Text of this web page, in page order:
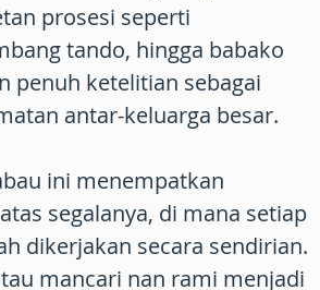
prosesi seperti
tando, hingga babako
penuh ketelitian sebagai
antar-keluarga besar.
ini menempatkan
segalanya, di mana setiap
dikerjakan secara sendirian.
mancari nan rami menjadi